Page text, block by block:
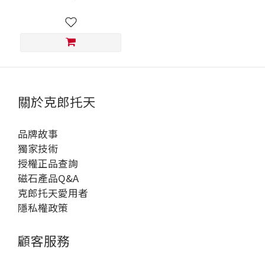
關於克郎托天
品牌故事
獨家技術
授權正品查詢
磁石產品Q&A
克郎托天愛用者
隱私權政策
顧客服務